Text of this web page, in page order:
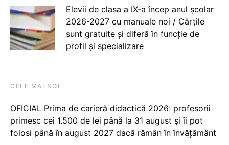
Elevii de clasa a IX-a încep anul școlar
2026-2027 cu manuale noi / Cărțile
sunt gratuite și diferă în funcție de
profil și specializare
CELE MAI NOI
OFICIAL Prima de carieră didactică 2026: profesorii
primesc cei 1.500 de lei până la 31 august și îi pot
folosi până în august 2027 dacă rămân în învățământ